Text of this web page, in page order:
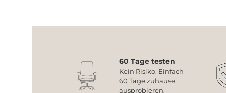
60 Tage testen
Kein Risiko. Einfach
60 Tage zuhause
ausprobieren.